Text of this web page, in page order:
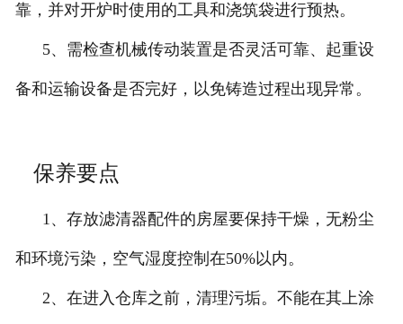
靠，并对开炉时使用的工具和浇筑袋进行预热。
5、需检查机械传动装置是否灵活可靠、起重设
备和运输设备是否完好，以免铸造过程出现异常。
保养要点
1、存放滤清器配件的房屋要保持干燥，无粉尘
和环境污染，空气湿度控制在50%以内。
2、在进入仓库之前，清理污垢。不能在其上涂